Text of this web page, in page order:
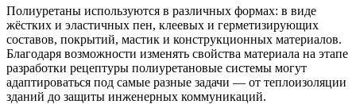
Полиуретаны используются в различных формах: в виде
жёстких и эластичных пен, клеевых и герметизирующих
составов, покрытий, мастик и конструкционных материалов.
Благодаря возможности изменять свойства материала на этапе
разработки рецептуры полиуретановые системы могут
адаптироваться под самые разные задачи — от теплоизоляции
зданий до защиты инженерных коммуникаций.